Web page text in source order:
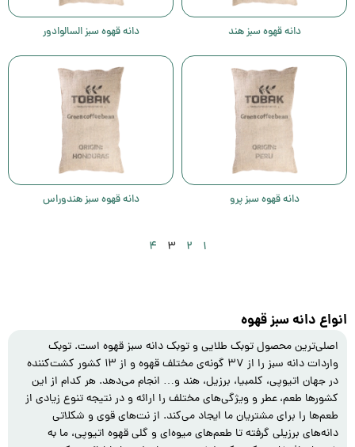
دانه قهوه سبز هند دانه قهوه سبز السالوادور
دانه قهوه سبز پرو دانه قهوه سبز هندوراس
۱ ۲ ۳ ۴
انواع دانه سبز قهوه
اصلی‌ترین محصول توبک طلایی و توبک دانه سبز قهوه است. توبک
واردات دانه سبز را از ۳۷ گونه‌ی مختلف قهوه و از ۱۳ کشور کشت‌کننده
در جهان اتیوپی، کلمبیا، برزیل، هند و… انجام می‌‌دهد. هر کدام از این
کشورها طعم، عطر و ویژگی‌های مختلف را ارائه و در نتیجه تنوع زیادی از
طعم‌ها را برای مشتریان ما ایجاد می‌کند. از نت‌های قوی و شکلاتی
دانه‌های برزیلی گرفته تا طعم‌های میوه‌ای و گلی قهوه اتیوپی، ما به